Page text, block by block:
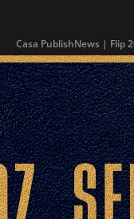
Casa PublishNews | Flip